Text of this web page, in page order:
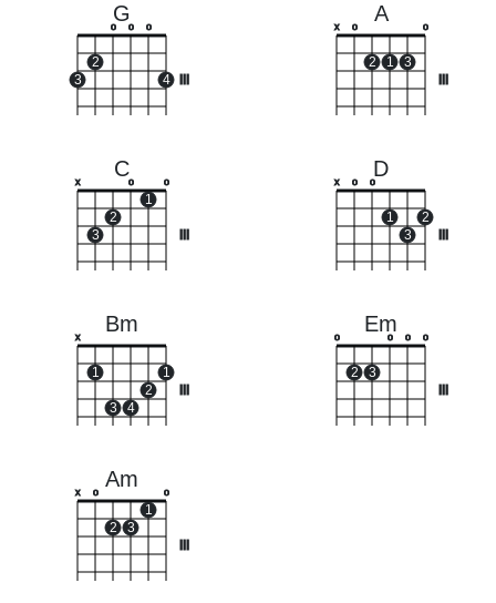
G
3
2
o o o
4
A
x o
2 1 3
o
C
x
3
2
o
1
o
D
x o o
1
3
2
Bm
x
1
3 4
2
1
Em
o
2 3
o o o
Am
x o
2 3
1
o